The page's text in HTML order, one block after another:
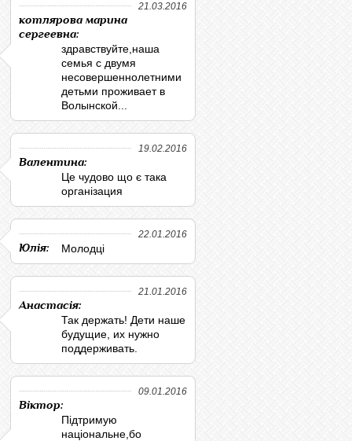
21.03.2016
котлярова марина
сергеевна:
здравствуйте,наша
семья с двумя
несовершеннолетними
детьми проживает в
Волынской...
19.02.2016
Валентина:
Це чудово що є така
організация
22.01.2016
Юлія: Молодці
21.01.2016
Анастасія:
Так держать! Дети наше
будущие, их нужно
поддерживать.
09.01.2016
Віктор:
Підтримую
національне,бо